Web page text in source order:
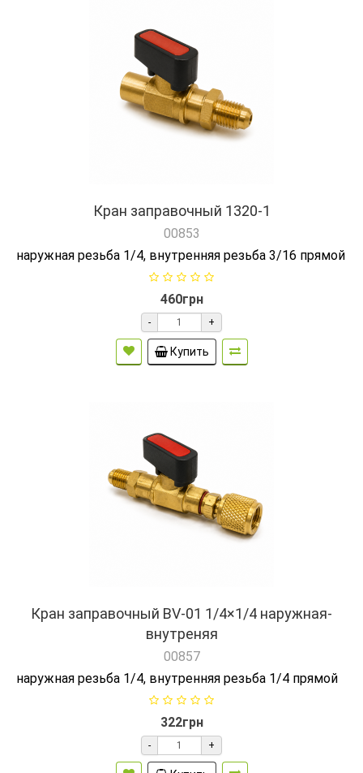
Кран заправочный 1320-1
00853
наружная резьба 1/4, внутренняя резьба 3/16 прямой
460грн
- +
Купить
Кран заправочный BV-01 1/4×1/4 наружная-
внутреняя
00857
наружная резьба 1/4, внутренняя резьба 1/4 прямой
322грн
- +